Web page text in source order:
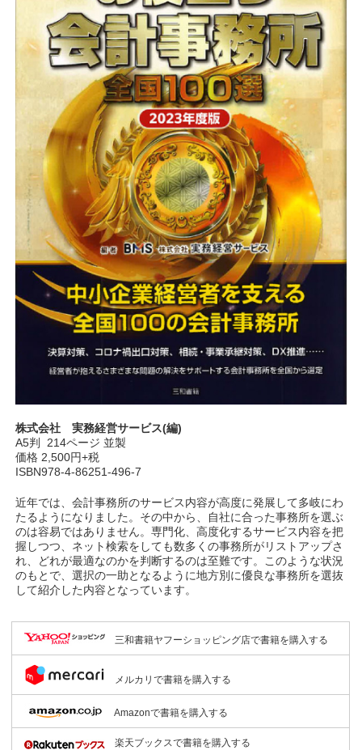
株式会社 実務経営サービス(編)
A5判 214ページ 並製
価格 2,500円+税
ISBN978-4-86251-496-7
近年では、会計事務所のサービス内容が高度に発展して多岐にわ
たるようになりました。その中から、自社に合った事務所を選ぶ
のは容易ではありません。専門化、高度化するサービス内容を把
握しつつ、ネット検索をしても数多くの事務所がリストアップさ
れ、どれが最適なのかを判断するのは至難です。このような状況
のもとで、選択の一助となるように地方別に優良な事務所を選抜
して紹介した内容となっています。
三和書籍ヤフーショッピング店で書籍を購入する
メルカリで書籍を購入する
Amazonで書籍を購入する
楽天ブックスで書籍を購入する